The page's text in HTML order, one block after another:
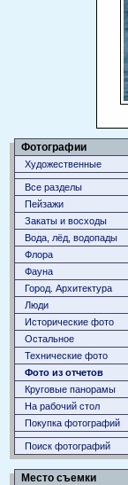
Фотографии
Художественные
Все разделы
Пейзажи
Закаты и восходы
Вода, лёд, водопады
Флора
Фауна
Город. Архитектура
Люди
Исторические фото
Остальное
Технические фото
Фото из отчетов
Круговые панорамы
На рабочий стол
Покупка фотографий
Поиск фотографий
Место съемки